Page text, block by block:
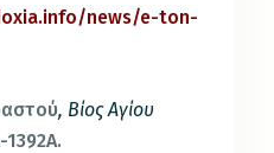
news/e-ton-
, Βίος Αγίου
1392A.